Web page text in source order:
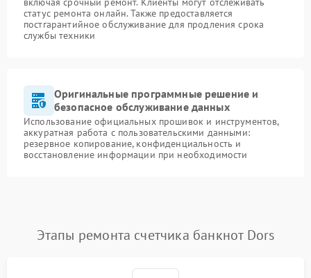
статус ремонта онлайн. Также предоставляется
постгарантийное обслуживание для продления срока
службы техники
Оригинальные программные решение и
безопасное обслуживание данных
Использование официальных прошивок и инструментов,
аккуратная работа с пользовательскими данными:
резервное копирование, конфиденциальность и
восстановление информации при необходимости
Этапы ремонта счетчика банкнот Dors